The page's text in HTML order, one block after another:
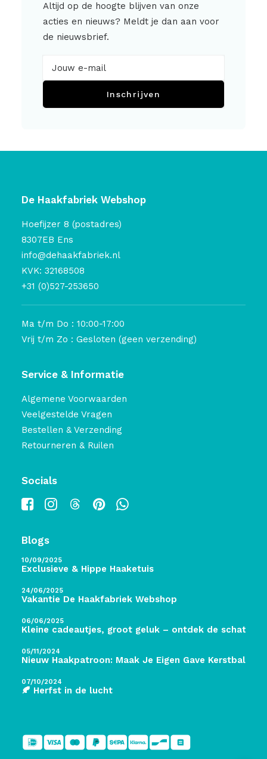
Altijd op de hoogte blijven van onze
acties en nieuws? Meldt je dan aan voor
de nieuwsbrief.
Inschrijven
De Haakfabriek Webshop
Hoefijzer 8 (postadres)
8307EB Ens
info@dehaakfabriek.nl
KVK: 32168508
+31 (0)527-253650
Ma t/m Do : 10:00-17:00
Vrij t/m Zo : Gesloten (geen verzending)
Service & Informatie
Algemene Voorwaarden
Veelgestelde Vragen
Bestellen & Verzending
Retourneren & Ruilen
Socials
Blogs
10/09/2025
Exclusieve & Hippe Haaketuis
24/06/2025
Vakantie De Haakfabriek Webshop
06/06/2025
Kleine cadeautjes, groot geluk – ontdek de schatten
05/11/2024
Nieuw Haakpatroon: Maak Je Eigen Gave Kerstballen!
07/10/2024
🍂 Herfst in de lucht